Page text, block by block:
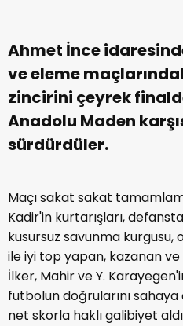
Ahmet İnce
ve eleme
zincirini çeyrek
Anadolu Maden
sürdürdüler.
Maçı sakat sakat
Kadir'in kurtarışları,
kusursuz savunma kurgusu,
ile iyi top yapan, kazanan
İlker, Mahir ve Y.
futbolun doğrularını
net skorla haklı galibiyet